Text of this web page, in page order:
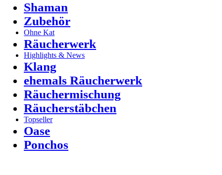
Shaman
Zubehör
Ohne Kat
Räucherwerk
Highlights & News
Klang
ehemals Räucherwerk
Räuchermischung
Räucherstäbchen
Topseller
Oase
Ponchos